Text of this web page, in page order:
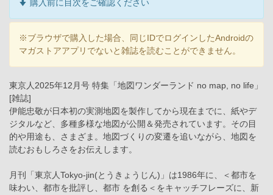
購入前に目次をご確認ください
※ブラウザで購入した場合、同じIDでログインしたAndroidの
マガストアアプリでないと雑誌を読むことができません。
東京人2025年12月号 特集「地図ワンダーランド no map, no life」
[雑誌]
伊能忠敬が日本初の実測地図を製作してから現在までに、紙やデ
ジタルなど、多種多様な地図が公開＆発売されています。その目
的や用途も、さまざま。地図づくりの変遷を追いながら、地図を
読むおもしろさをお伝えします。
月刊「東京人Tokyo-jin(とうきょうじん)」は1986年に、＜都市を
味わい、都市を批評し、都市 を創る＜をキャッチフレーズに、新